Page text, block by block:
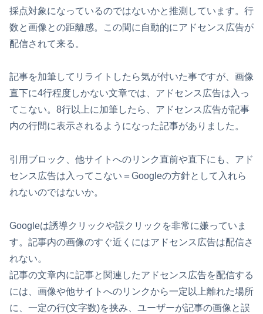
採点対象になっているのではないかと推測しています。行
数と画像との距離感。この間に自動的にアドセンス広告が
配信されて来る。
記事を加筆してリライトしたら気が付いた事ですが、画像
直下に4行程度しかない文章では、アドセンス広告は入っ
てこない。8行以上に加筆したら、アドセンス広告が記事
内の行間に表示されるようになった記事がありました。
引用ブロック、他サイトへのリンク直前や直下にも、アド
センス広告は入ってこない＝Googleの方針として入れら
れないのではないか。
Googleは誘導クリックや誤クリックを非常に嫌っていま
す。記事内の画像のすぐ近くにはアドセンス広告は配信さ
れない。
記事の文章内に記事と関連したアドセンス広告を配信する
には、画像や他サイトへのリンクから一定以上離れた場所
に、一定の行(文字数)を挟み、ユーザーが記事の画像と誤